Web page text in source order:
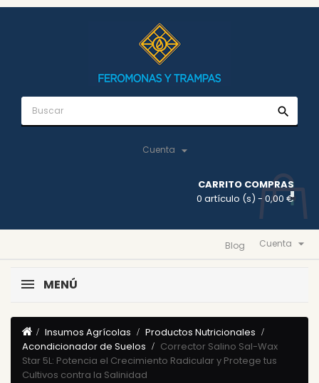
search
Cuenta 
CARRITO COMPRAS
0 artículo (s) - 0,00 €
Cuenta 
Blog
MENÚ
Insumos Agrícolas
Productos Nutricionales
Acondicionador de Suelos
Corrector Salino Sal-Wax
Star 5L: Potencia el Crecimiento Radicular y Protege tus
Cultivos contra la Salinidad